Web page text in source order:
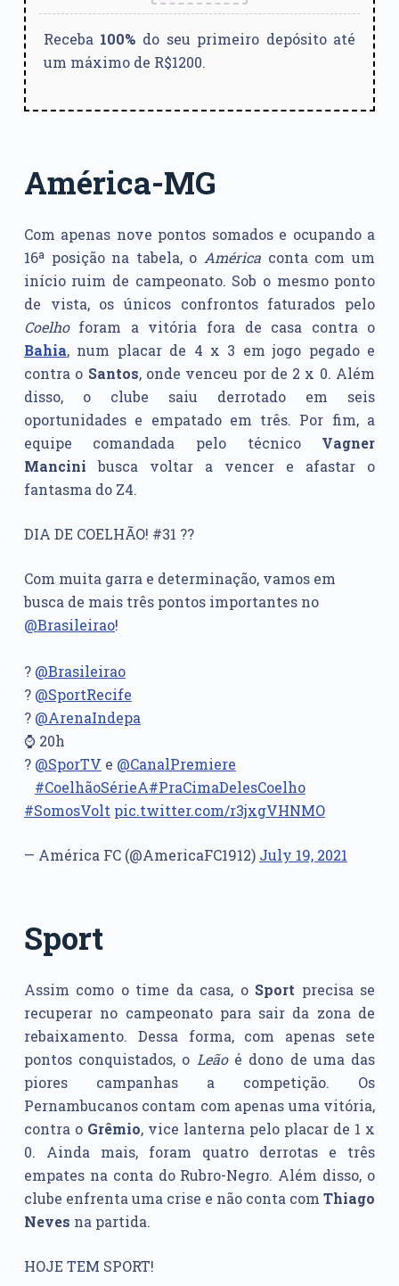
Receba 100% do seu primeiro depósito até
um máximo de R$1200.
América-MG
Com apenas nove pontos somados e ocupando a
16ª posição na tabela, oAmérica conta com um
início ruim de campeonato. Sob o mesmo ponto
de vista, os únicos confrontos faturados pelo
Coelhoforam a vitória fora de casa contra o
Bahia, num placar de 4 x 3 em jogo pegado e
contra o Santos, onde venceu por de 2 x 0. Além
disso, o clube saiu derrotado em seis
oportunidades e empatado em três. Por fim, a
equipe comandada pelo técnico Vagner
Mancinibusca voltar a vencer e afastar o
fantasma do Z4.
DIA DE COELHÃO! #31 ??
Com muita garra e determinação, vamos em
busca de mais três pontos importantes no
@Brasileirao!
? @Brasileirao
? @SportRecife
? @ArenaIndepa
⌚ 20h
? @SporTV e @CanalPremiere
#CoelhãoSérieA#PraCimaDelesCoelho
#SomosVolt pic.twitter.com/r3jxgVHNMO
— América FC (@AmericaFC1912) July 19, 2021
Sport
Assim como o time da casa, o Sport precisa se
recuperar no campeonato para sair da zona de
rebaixamento. Dessa forma, com apenas sete
pontos conquistados, o Leãoé dono de uma das
piores campanhas a competição. Os
Pernambucanos contam com apenas uma vitória,
contra o Grêmio, vice lanterna pelo placar de 1 x
0. Ainda mais, foram quatro derrotas e três
empates na conta do Rubro-Negro. Além disso, o
clube enfrenta uma crise e não conta comThiago
Neves na partida.
HOJE TEM SPORT!